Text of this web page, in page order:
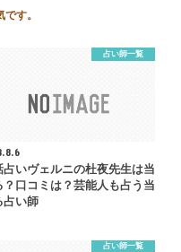
す。
占い師一覧
占いヴェルニの杜夜先生は当
？口コミは？芸能人も占う当
占い師
占い師一覧